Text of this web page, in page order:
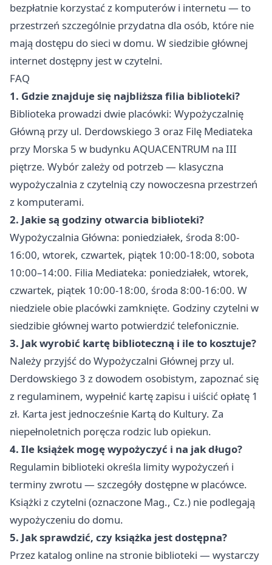
bezpłatnie korzystać z komputerów i internetu — to
przestrzeń szczególnie przydatna dla osób, które nie
mają dostępu do sieci w domu. W siedzibie głównej
internet dostępny jest w czytelni.
FAQ
1. Gdzie znajduje się najbliższa filia biblioteki?
Biblioteka prowadzi dwie placówki: Wypożyczalnię
Główną przy ul. Derdowskiego 3 oraz Filę Mediateka
przy Morska 5 w budynku AQUACENTRUM na III
piętrze. Wybór zależy od potrzeb — klasyczna
wypożyczalnia z czytelnią czy nowoczesna przestrzeń
z komputerami.
2. Jakie są godziny otwarcia biblioteki?
Wypożyczalnia Główna: poniedziałek, środa 8:00-
16:00, wtorek, czwartek, piątek 10:00-18:00, sobota
10:00–14:00. Filia Mediateka: poniedziałek, wtorek,
czwartek, piątek 10:00-18:00, środa 8:00-16:00. W
niedziele obie placówki zamknięte. Godziny czytelni w
siedzibie głównej warto potwierdzić telefonicznie.
3. Jak wyrobić kartę biblioteczną i ile to kosztuje?
Należy przyjść do Wypożyczalni Głównej przy ul.
Derdowskiego 3 z dowodem osobistym, zapoznać się
z regulaminem, wypełnić kartę zapisu i uiścić opłatę 1
zł. Karta jest jednocześnie Kartą do Kultury. Za
niepełnoletnich poręcza rodzic lub opiekun.
4. Ile książek mogę wypożyczyć i na jak długo?
Regulamin biblioteki określa limity wypożyczeń i
terminy zwrotu — szczegóły dostępne w placówce.
Książki z czytelni (oznaczone Mag., Cz.) nie podlegają
wypożyczeniu do domu.
5. Jak sprawdzić, czy książka jest dostępna?
Przez katalog online na stronie biblioteki — wystarczy